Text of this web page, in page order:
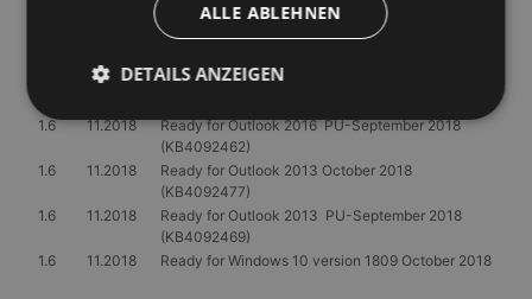
Ready for Outlook 2019
Ready for Outlook 2019 October 2018
11.2018
Ready for Outlook 2016 October 2018
1.6
11.2018
Ready for Outlook 2016 PU-September 2018
(KB4092462)
1.6
11.2018
Ready for Outlook 2013 October 2018
(KB4092477)
1.6
11.2018
Ready for Outlook 2013 PU-September 2018
(KB4092469)
1.6
11.2018 Ready for Windows 10 version 1809 October 2018
ALLE ABLEHNEN
DETAILS ANZEIGEN
Unbedingt erforderlich
Performance
Targeting
Unbedingt erforderliche Cookies ermöglichen
wesentliche Kernfunktionen der Website wie die